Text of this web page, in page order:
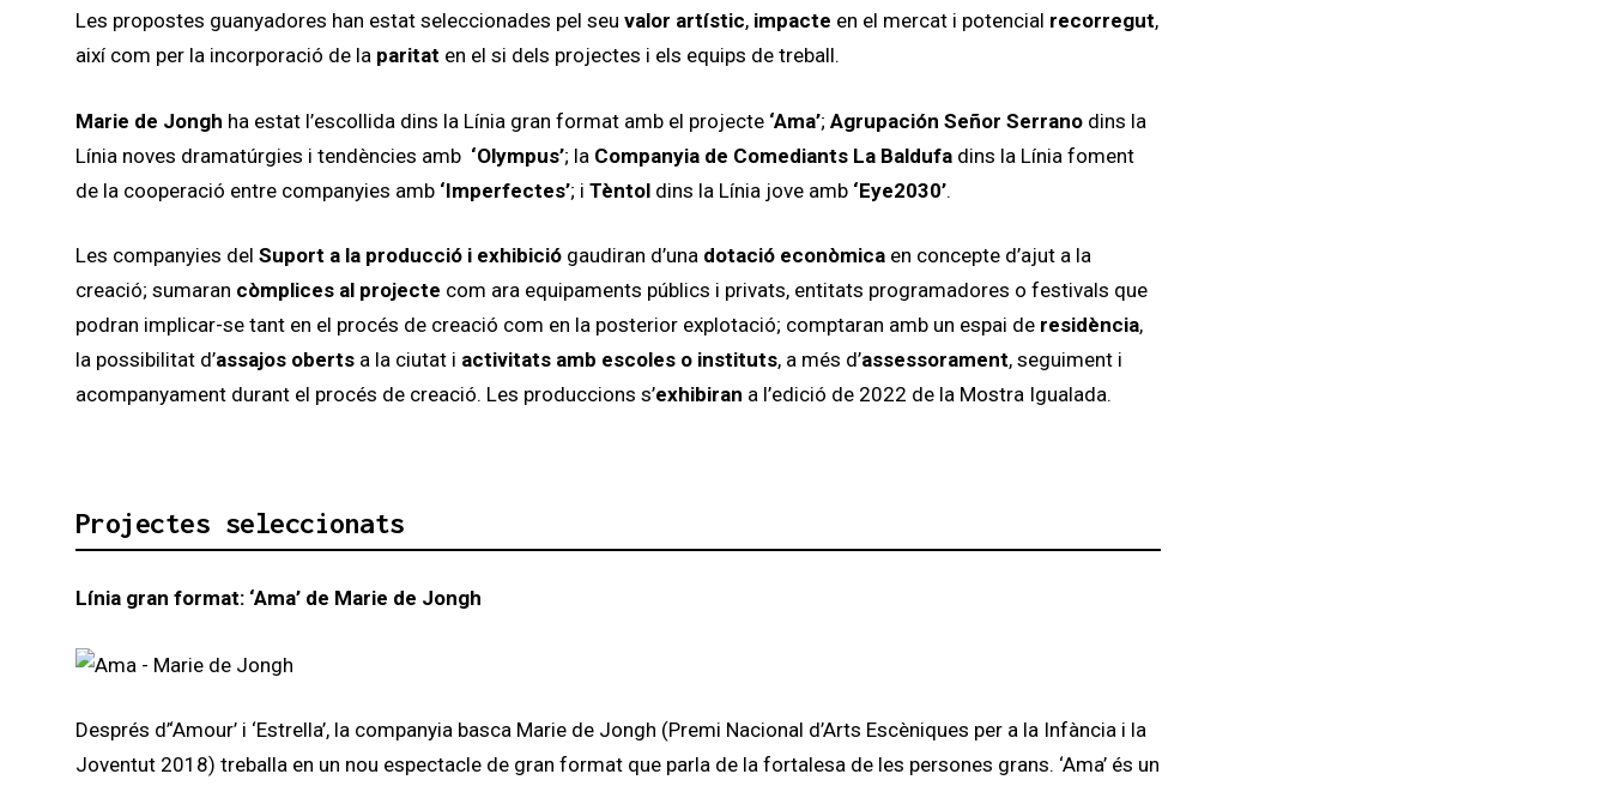
Les propostes guanyadores han estat seleccionades pel seu valor artístic, impacte en el mercat i potencial recorregut,
així com per la incorporació de la paritat en el si dels projectes i els equips de treball.
Marie de Jongh ha estat l’escollida dins la Línia gran format amb el projecte‘Ama’; Agrupación Señor Serranodins la
Línia noves dramatúrgies i tendències amb ‘Olympus’; la Companyia de Comediants La Baldufadins la Línia foment
de la cooperació entre companyies amb‘Imperfectes’; i Tèntoldins la Línia jove amb ‘Eye2030’.
Les companyies del Suport a la producció i exhibició gaudiran d’una dotació econòmicaen concepte d’ajut a la
creació; sumaran còmplices al projecte com ara equipaments públics i privats, entitats programadores o festivals que
podran implicar-se tant en el procés de creació com en la posterior explotació; comptaran amb un espai de residència,
la possibilitat d’assajos oberts a la ciutat i activitats amb escoles o instituts, a més d’assessorament, seguiment i
acompanyament durant el procés de creació. Les produccions s’exhibiran a l’edició de 2022 de la Mostra Igualada.
Projectes seleccionats
Línia gran format: ‘Ama’ de Marie de Jongh
Després d’‘Amour’ i ‘Estrella’, la companyia basca Marie de Jongh (Premi Nacional d’Arts Escèniques per a la Infància i la
Joventut 2018) treballa en un nou espectacle de gran format que parla de la fortalesa de les persones grans. ‘Ama’ és un